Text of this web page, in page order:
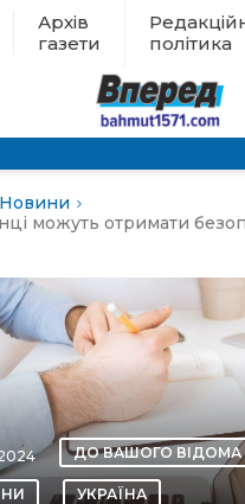
Архів
газети
політика
Новини
можуть отримати
ДО ВАШОГО ВІДОМА
УКРАЇНА